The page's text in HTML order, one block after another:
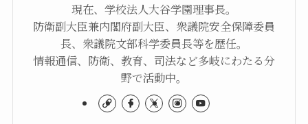
現在、学校法人大谷学園理事長。
防衛副大臣兼内閣府副大臣、衆議院安全保障委員
長、衆議院文部科学委員長等を歴任。
情報通信、防衛、教育、司法など多岐にわたる分
野で活動中。